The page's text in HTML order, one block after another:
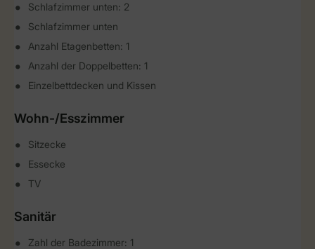
Schlafzimmer unten: 2
Schlafzimmer unten
Anzahl Etagenbetten: 1
Anzahl der Doppelbetten: 1
Einzelbettdecken und Kissen
Wohn-/Esszimmer
Sitzecke
Essecke
TV
Sanitär
Zahl der Badezimmer: 1